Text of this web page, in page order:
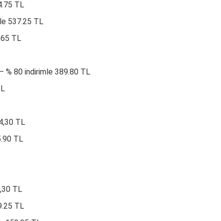
TL
537.25 TL
TL
% 80 indirimle 389.80 TL
TL
TL
TL
TL